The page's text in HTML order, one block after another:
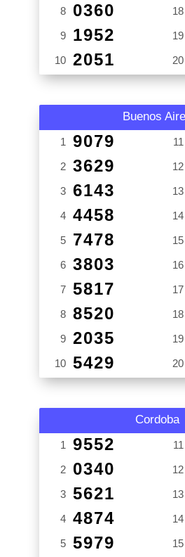
8 0360
9 1952
10 2051
18
19
20
Buenos
1 9079
2 3629
3 6143
4 4458
5 7478
6 3803
7 5817
8 8520
9 2035
10 5429
11
12
13
14
15
16
17
18
19
20
Cordoba
1 9552
2 0340
3 5621
4 4874
5 5979
11
12
13
14
15